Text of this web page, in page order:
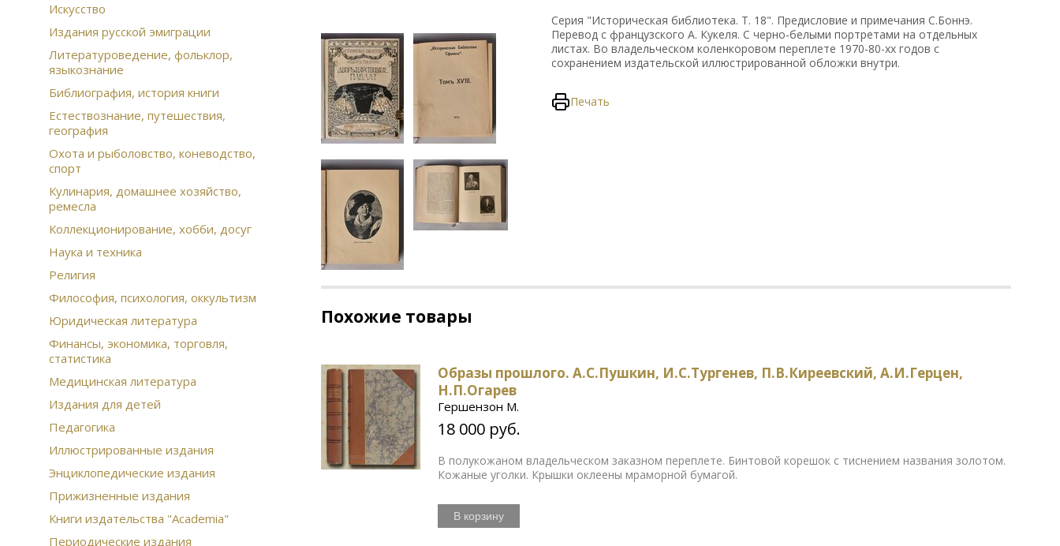
Искусство
Издания русской эмиграции
Литературоведение, фольклор,
языкознание
Библиография, история книги
Естествознание, путешествия,
география
Охота и рыболовство, коневодство,
спорт
Кулинария, домашнее хозяйство,
ремесла
Коллекционирование, хобби, досуг
Наука и техника
Религия
Философия, психология, оккультизм
Юридическая литература
Финансы, экономика, торговля,
статистика
Медицинская литература
Издания для детей
Педагогика
Иллюстрированные издания
Энциклопедические издания
Прижизненные издания
Книги издательства "Academia"
Периодические издания
Серия "Историческая библиотека. Т. 18". Предисловие и примечания С.Боннэ.
Перевод с французского А. Кукеля. С черно-белыми портретами на отдельных
листах. Во владельческом коленкоровом переплете 1970-80-хх годов с
сохранением издательской иллюстрированной обложки внутри.
Печать
Похожие товары
Образы прошлого. А.С.Пушкин, И.С.Тургенев, П.В.Киреевский, А.И.Герцен,
Н.П.Огарев
Гершензон М.
18 000 руб.
В полукожаном владельческом заказном переплете. Бинтовой корешок с тиснением названия золотом.
Кожаные уголки. Крышки оклеены мраморной бумагой.
В корзину